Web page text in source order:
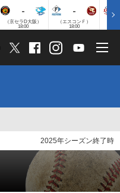
-
（京セラD大阪）
18:00
-
（エスコンＦ）
18:00
2025年シーズン終了時